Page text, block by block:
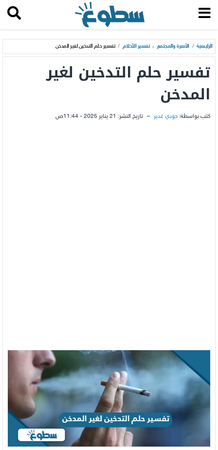
الرئيسية / الأسرة والمجتمع ، تفسير الأحلام / تفسير حلم التدخين لغير المدخن
تفسير حلم التدخين لغير
المدخن
كتب بواسطة: جودي غدير – تاريخ النشر: 21 يناير 2025 - 11:44ص